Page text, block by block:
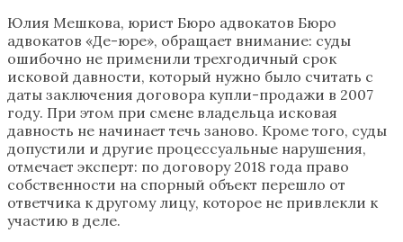
Юлия Мешкова, юрист Бюро адвокатов Бюро
адвокатов «Де-юре», обращает внимание: суды
ошибочно не применили трехгодичный срок
исковой давности, который нужно было считать с
даты заключения договора купли-продажи в 2007
году. При этом при смене владельца исковая
давность не начинает течь заново. Кроме того, суды
допустили и другие процессуальные нарушения,
отмечает эксперт: по договору 2018 года право
собственности на спорный объект перешло от
ответчика к другому лицу, которое не привлекли к
участию в деле.